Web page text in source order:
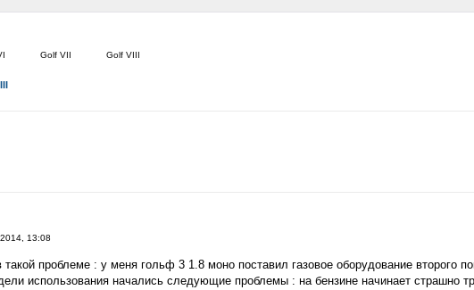
Golf VII Golf VIII
13:08
проблеме : у меня гольф 3 1.8 моно поставил газовое оборудование второго
использования начались следующие проблемы : на бензине начинает страшно